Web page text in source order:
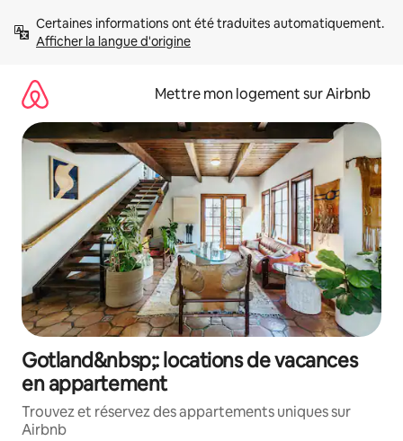
directement
Afficher la langue d'origine
Mettre mon logement sur Airbnb
Gotland&nbsp;: locations de vacances
en appartement
Trouvez et réservez des appartements uniques sur
Airbnb